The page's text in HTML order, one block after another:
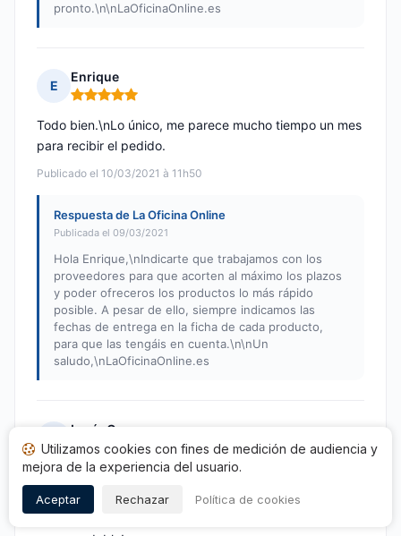
pronto.\n\nLaOficinaOnline.es
E
Enrique
Nota: 5 de 5
Publicado el 10/03/2021 à 11h50
Todo bien.\nLo único, me parece mucho tiempo un mes
para recibir el pedido.
Respuesta de La Oficina Online
Publicada el 09/03/2021
Hola Enrique,\nIndicarte que trabajamos con los
proveedores para que acorten al máximo los plazos
y poder ofreceros los productos lo más rápido
posible. A pesar de ello, siempre indicamos las
fechas de entrega en la ficha de cada producto,
para que las tengáis en cuenta.\n\nUn
saludo,\nLaOficinaOnline.es
Lucía G.
Nota: 5 de 5
Muy buena atencion en tienda y por telefono. Hubo un
pedido con una de las sillas que vino estropeada y a los
pocos dias tenia el recambio en casa. Muy
Utilizamos cookies con fines de medición de audiencia y
mejora de la experiencia del usuario.
Aceptar Rechazar Política de cookies